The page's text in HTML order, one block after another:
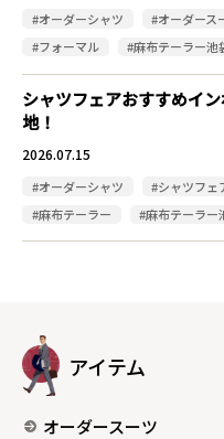
#オーダーシャツ
#オーダース
#フォーマル
#麻布テーラー池
シャツフェアおすすめイ
地！
2026.07.15
#オーダーシャツ
#シャツフェ
#麻布テーラー
#麻布テーラー
アイテム
オーダースーツ